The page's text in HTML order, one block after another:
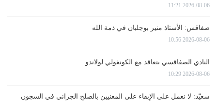
2026-08-06 11:21
صفاقس: الأستاذ منير بوجلبان في ذمة الله
2026-08-06 10:56
النادي الصفاقسي يتعاقد مع الكونغولي لولاندو
2026-08-06 10:29
سعيّد: لا نعمل على الإبقاء على المعنيين بالصلح الجزائي في السجون